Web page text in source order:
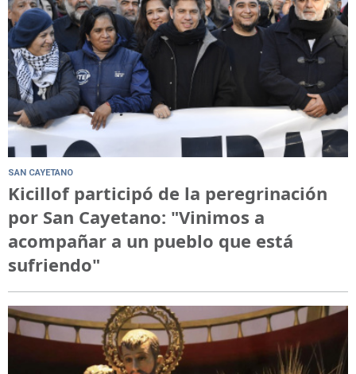
SAN CAYETANO
Kicillof participó de la peregrinación
por San Cayetano: "Vinimos a
acompañar a un pueblo que está
sufriendo"